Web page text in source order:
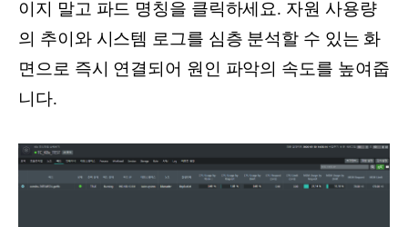
이지 말고 파드 명칭을 클릭하세요. 자원 사용량
의 추이와 시스템 로그를 심층 분석할 수 있는 화
면으로 즉시 연결되어 원인 파악의 속도를 높여줍
니다.